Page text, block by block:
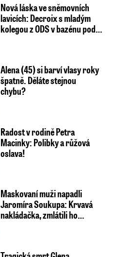
Nová láska ve sněmovních
lavicích: Decroix s mladým
kolegou z ODS v bazénu pod…
Alena (45) si barví vlasy roky
špatně. Děláte stejnou
chybu?
Radost v rodině Petra
Macinky: Polibky a růžová
oslava!
Maskovaní muži napadli
Jaromíra Soukupa: Krvavá
nakládačka, zmlátili ho…